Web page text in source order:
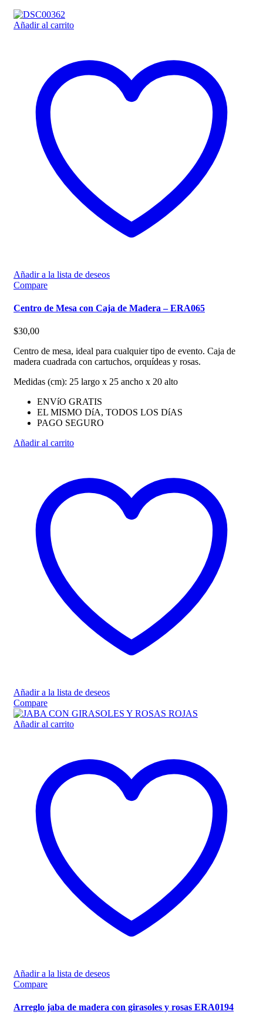
Añadir al carrito
Añadir a la lista de deseos
Compare
Centro de Mesa con Caja de Madera – ERA065
$30,00
Centro de mesa, ideal para cualquier tipo de evento. Caja de
madera cuadrada con cartuchos, orquídeas y rosas.
Medidas (cm): 25 largo x 25 ancho x 20 alto
ENVíO GRATIS
EL MISMO DíA, TODOS LOS DíAS
PAGO SEGURO
Añadir al carrito
Añadir a la lista de deseos
Compare
Añadir al carrito
Añadir a la lista de deseos
Compare
Arreglo jaba de madera con girasoles y rosas ERA0194